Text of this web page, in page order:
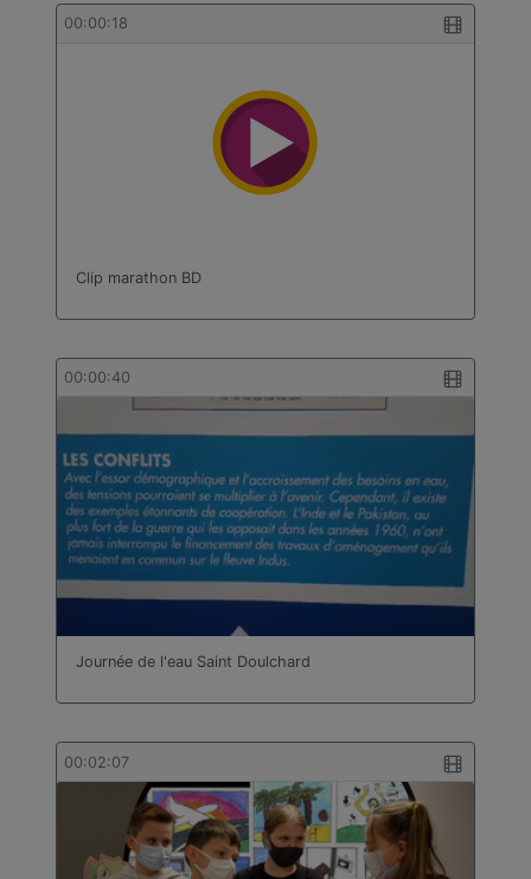
00:00:18
Clip marathon BD
00:00:40
Journée de l'eau Saint Doulchard
00:02:07
bâtiment